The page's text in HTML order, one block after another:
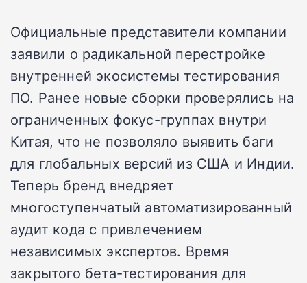
Официальные представители компании
заявили о радикальной перестройке
внутренней экосистемы тестирования
ПО. Ранее новые сборки проверялись на
ограниченных фокус-группах внутри
Китая, что не позволяло выявить баги
для глобальных версий из США и Индии.
Теперь бренд внедряет
многоступенчатый автоматизированный
аудит кода с привлечением
независимых экспертов. Время
закрытого бета-тестирования для